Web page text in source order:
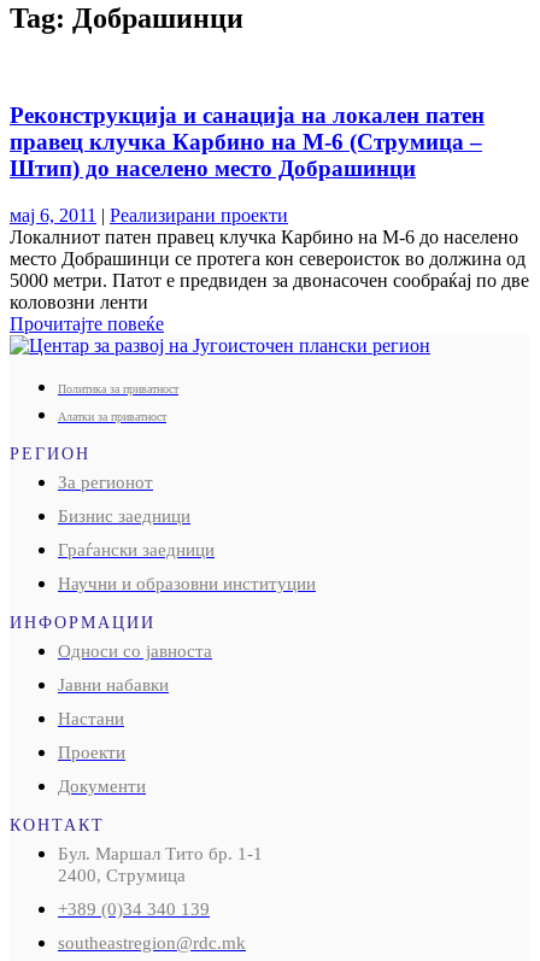
Tag: Добрашинци
Реконструкција и санација на локален патен
правец клучка Карбино на М-6 (Струмица –
Штип) до населено место Добрашинци
мај 6, 2011 | Реализирани проекти
Локалниот патен правец клучка Карбино на М-6 до населено
место Добрашинци се протега кон североисток во должина од
5000 метри. Патот е предвиден за двонасочен сообраќај по две
коловозни ленти
Прочитајте повеќе
Политика за приватност
Алатки за приватност
РЕГИОН
За регионот
Бизнис заедници
Граѓански заедници
Научни и образовни институции
ИНФОРМАЦИИ
Односи со јавноста
Јавни набавки
Настани
Проекти
Документи
КОНТАКТ
Бул. Маршал Тито бр. 1-1
2400, Струмица
+389 (0)34 340 139
southeastregion@rdc.mk